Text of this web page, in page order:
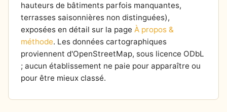
hauteurs de bâtiments parfois manquantes,
terrasses saisonnières non distinguées),
exposées en détail sur la page À propos &
méthode. Les données cartographiques
proviennent d'OpenStreetMap, sous licence ODbL
; aucun établissement ne paie pour apparaître ou
pour être mieux classé.